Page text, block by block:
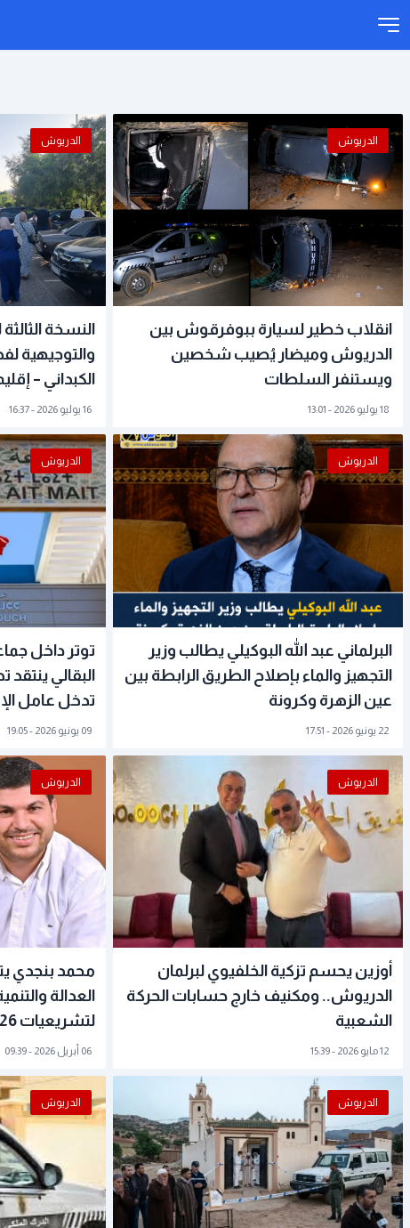
انقلاب خطير لسيارة ببوفرقوش بين
الدريوش وميضار يُصيب شخصين
ويستنفر السلطات
الدريوش
18 يوليو 2026 - 13:01
النسخة
والتوجيهية
الكبداني –
الدريوش
16 يوليو 2026 - 16:37
البرلماني عبد الله البوكيلي يطالب وزير
التجهيز والماء بإصلاح الطريق الرابطة بين
عين الزهرة وكرونة
الدريوش
22 يونيو 2026 - 17:51
توتر داخل
البقالي ينتقد
تدخل عامل
الدريوش
09 يونيو 2026 - 19:05
أوزين يحسم تزكية الخلفيوي لبرلمان
الدريوش.. ومكنيف خارج حسابات الحركة
الشعبية
الدريوش
12 مايو 2026 - 15:39
محمد بنجدي
العدالة
لتشريعيات 2026
الدريوش
06 أبريل 2026 - 09:39
الدريوش الدريوش